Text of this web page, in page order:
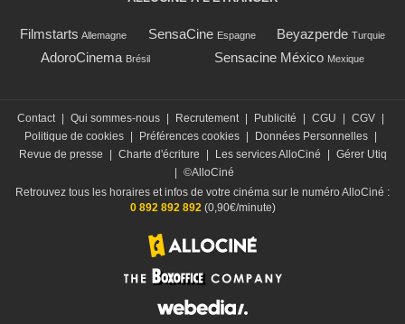
Filmstarts Allemagne SensaCine Espagne Beyazperde Turquie
AdoroCinema Brésil Sensacine México Mexique
Contact Qui sommes-nous Recrutement Publicité CGU CGV
Politique de cookies
Préférences cookies Données Personnelles
Revue de presse
Charte d'écriture Les services AlloCiné
Gérer Utiq
©AlloCiné
Retrouvez tous les horaires et infos de votre cinéma sur le numéro AlloCiné :
0 892 892 892(0,90€/minute)